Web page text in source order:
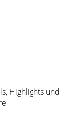
Highlights und